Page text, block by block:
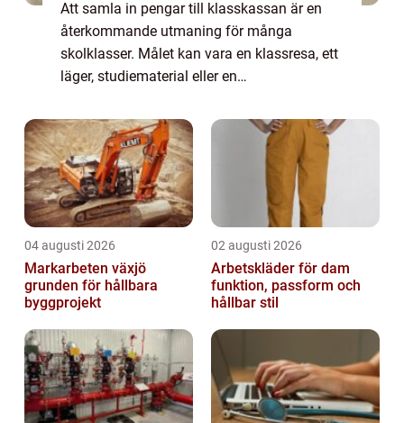
Att samla in pengar till klasskassan är en
återkommande utmaning för många
skolklasser. Målet kan vara en klassresa, ett
läger, studiematerial eller en
insamlingen vara enkel att genomföra,
rättvis för eleverna...
04 augusti 2026
Markarbeten växjö
grunden för hållbara
byggprojekt
02 augusti 2026
Arbetskläder för dam
funktion, passform och
hållbar stil